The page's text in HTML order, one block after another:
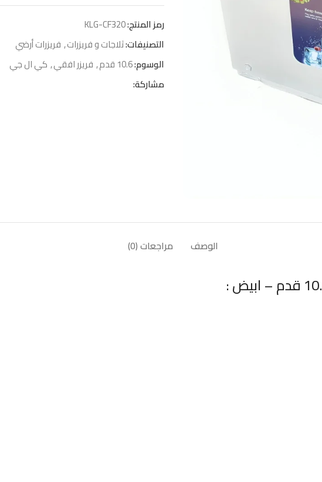
رمز المنتج:KLG-CF320
التصنيفات:ثلاجات و فريزرات, فريزرات أرضي
الوسوم:10.6 قدم , فريزر افقي, كي ال جي
مشاركة:
الوصف مراجعات (0)